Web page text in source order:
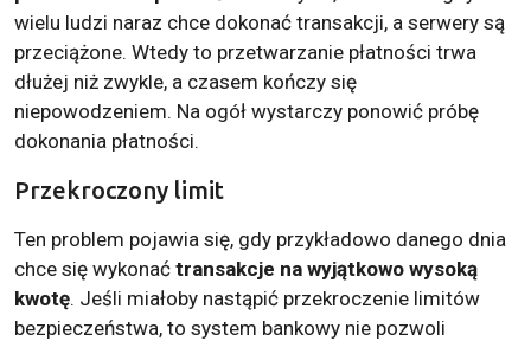
wielu ludzi naraz chce dokonać transakcji, a serwery są
przeciążone. Wtedy to przetwarzanie płatności trwa
dłużej niż zwykle, a czasem kończy się
niepowodzeniem. Na ogół wystarczy ponowić próbę
dokonania płatności.
Przekroczony limit
Ten problem pojawia się, gdy przykładowo danego dnia
chce się wykonać transakcje na wyjątkowo wysoką
kwotę. Jeśli miałoby nastąpić przekroczenie limitów
bezpieczeństwa, to system bankowy nie pozwoli